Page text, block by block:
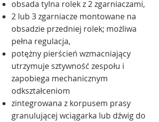
obsada tylna rolek z 2 zgarniaczami,
2 lub 3 zgarniacze montowane na
obsadzie przedniej rolek; możliwa
pełna regulacja,
potężny pierścień wzmacniający
utrzymuje sztywność zespołu i
zapobiega mechanicznym
odkształceniom
zintegrowana z korpusem prasy
granulującej wciągarka lub dźwig do